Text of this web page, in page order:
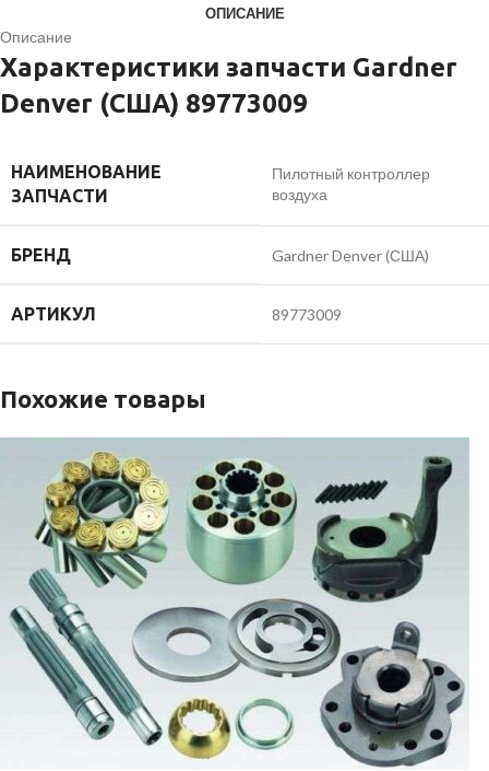
ОПИСАНИЕ
Описание
Характеристики запчасти Gardner
Denver (США) 89773009
НАИМЕНОВАНИЕ
ЗАПЧАСТИ
Пилотный контроллер
воздуха
БРЕНД Gardner Denver (США)
АРТИКУЛ 89773009
Похожие товары